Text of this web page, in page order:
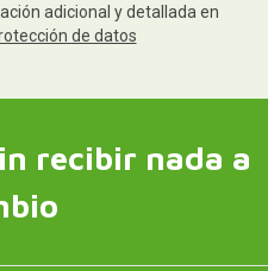
adicional y detallada en
de datos
recibir nada a